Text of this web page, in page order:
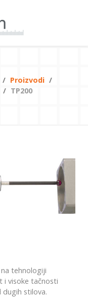
Proizvodi
TP200
tehnologiji
i visoke tačnosti
dugih stilova.